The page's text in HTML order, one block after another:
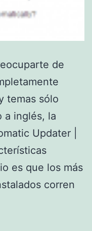
de
temas sólo
a inglés, la
Updater |
es que los más
corren